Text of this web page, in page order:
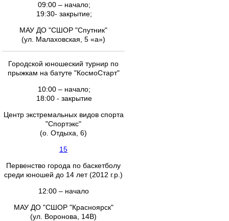
09:00 – начало;
19:30- закрытие;
МАУ ДО "СШОР "Спутник"
(ул. Малаховская, 5 «а»)
Городской юношеский турнир по
прыжкам на батуте "КосмоСтарт"
10:00 – начало;
18:00 - закрытие
Центр экстремальных видов спорта
"Спортэкс"
(о. Отдыха, 6)
15
Первенство города по баскетболу
среди юношей до 14 лет (2012 г.р.)
12:00 – начало
МАУ ДО "СШОР "Красноярск"
(ул. Воронова, 14В)